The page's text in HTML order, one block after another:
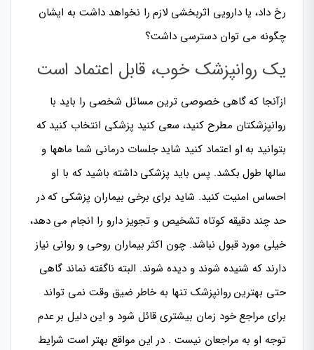
رخ داد، یا دارویی اثربخشی لازم را نخواهد داشت به ایشان
چگونه می توان دسترسی داشت؟
یک روانپزشک خوب، قابل اعتماد است
ازآنجا که گاهی خصوصی ترین مسائل شخصی را باید با
روانپزشکتان مطرح کنید، سعی کنید پزشکی انتخاب کنید که
بتوانید به او اعتماد کنید شاید جلسات درمانی شما ماهها و
سالها طول بکشد. پس باید پزشکی داشته باشید که با او
احساس امنیت کنید. شاید برای برخی بیماران پزشکی که در
حد چند دقیقه کوتاه تشخیص و تجویز دارو را انجام می دهد،
خیلی مورد قبول نباشد. چون اکثر بیماران روحی و روانی نیاز
دارند که شنیده شوند و دیده شوند. البته ناگفته نماند گاهی
حتی بهترین روانپزشک تنها به خاطر ضیق وقت نمی تواند
برای مراجع خود زمان بیشتری قائل شود و این دلیل بر عدم
توجه او به مراجعان نیست . در این مواقع بهتر است شرایط